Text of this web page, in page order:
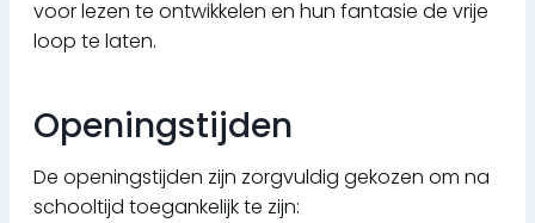
voor lezen te ontwikkelen en hun fantasie de vrije
loop te laten.
Openingstijden
De openingstijden zijn zorgvuldig gekozen om na
schooltijd toegankelijk te zijn: